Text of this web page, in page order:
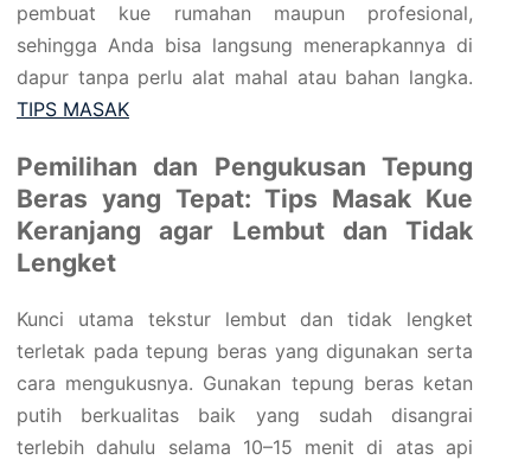
pembuat kue rumahan maupun profesional,
sehingga Anda bisa langsung menerapkannya di
dapur tanpa perlu alat mahal atau bahan langka.
TIPS MASAK
Pemilihan dan Pengukusan Tepung
Beras yang Tepat: Tips Masak Kue
Keranjang agar Lembut dan Tidak
Lengket
Kunci utama tekstur lembut dan tidak lengket
terletak pada tepung beras yang digunakan serta
cara mengukusnya. Gunakan tepung beras ketan
putih berkualitas baik yang sudah disangrai
terlebih dahulu selama 10–15 menit di atas api